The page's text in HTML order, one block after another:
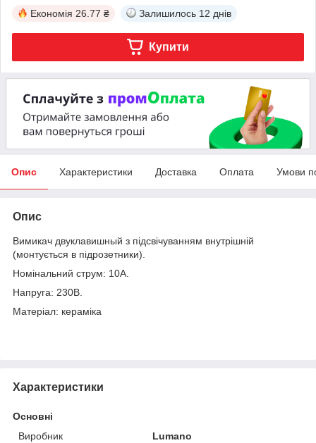
Економія 26.77 ₴ Залишилось 12 днів
Купити
Опис Характеристики Доставка Оплата Умови
Опис
Вимикач двуклавишный з підсвічуванням внутрішній
(монтується в підрозетники).
Номінальний струм: 10А.
Напруга: 230В.
Матеріал: кераміка
Характеристики
Основні
Виробник
Lumano